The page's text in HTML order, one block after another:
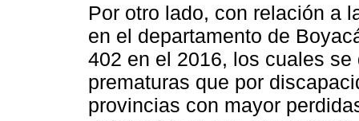
Por otro lado, con relación a
en el departamento de
402 en el 2016, los cuales
prematuras que por
provincias con mayor